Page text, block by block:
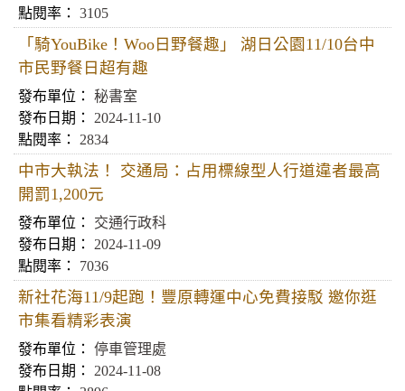
3105
「騎YouBike！Woo日野餐趣」 湖日公園11/10台中
市民野餐日超有趣
秘書室
2024-11-10
2834
中市大執法！ 交通局：占用標線型人行道違者最高
開罰1,200元
交通行政科
2024-11-09
7036
新社花海11/9起跑！豐原轉運中心免費接駁 邀你逛
市集看精彩表演
停車管理處
2024-11-08